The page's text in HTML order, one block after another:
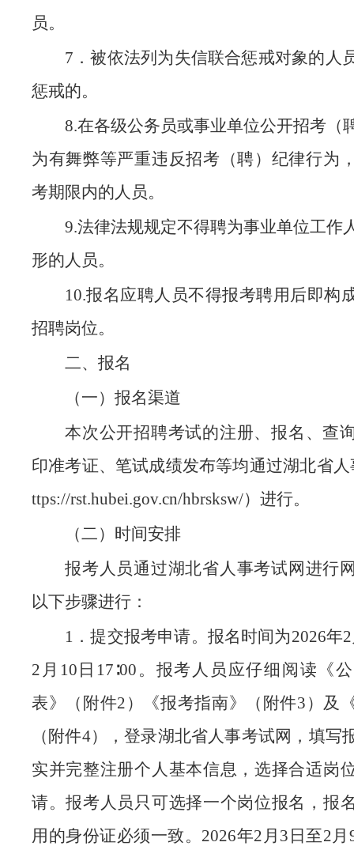
员。
7．被依法列为失信联合惩戒对象的人
惩戒的。
8.在各级公务员或事业单位公开招考（
为有舞弊等严重违反招考（聘）纪律行为
考期限内的人员。
9.法律法规规定不得聘为事业单位工作
形的人员。
10.报名应聘人员不得报考聘用后即构
招聘岗位。
二、报名
（一）报名渠道
本次公开招聘考试的注册、报名、查
印准考证、笔试成绩发布等均通过湖北省
ttps://rst.hubei.gov.cn/hbrsksw/）进行。
（二）时间安排
报考人员通过湖北省人事考试网进行
以下步骤进行：
1．提交报考申请。报名时间为2026年2
2月10日17∶00。报考人员应仔细阅读《
表》（附件2）《报考指南》（附件3）及
（附件4），登录湖北省人事考试网，填写
实并完整注册个人基本信息，选择合适岗
请。报考人员只可选择一个岗位报名，报
用的身份证必须一致。2026年2月3日至2